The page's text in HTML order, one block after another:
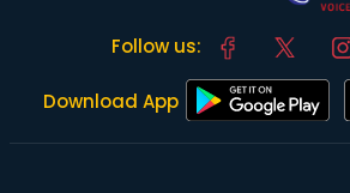
Follow us:
Download App